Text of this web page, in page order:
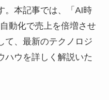
。本記事では、「AI時
動化で売上を倍増させ
て、最新のテクノロジ
ハウを詳しく解説いた